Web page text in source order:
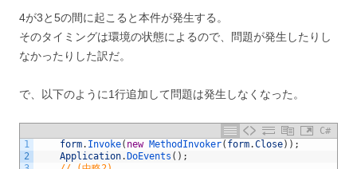
4が3と5の間に起こると本件が発生する。
そのタイミングは環境の状態によるので、問題が発生したりし
なかったりした訳だ。
で、以下のように1行追加して問題は発生しなくなった。
C#
1
2
form. Invoke( new MethodInvoker( form.Close) ) ;
Application. DoEvents ( ) ;